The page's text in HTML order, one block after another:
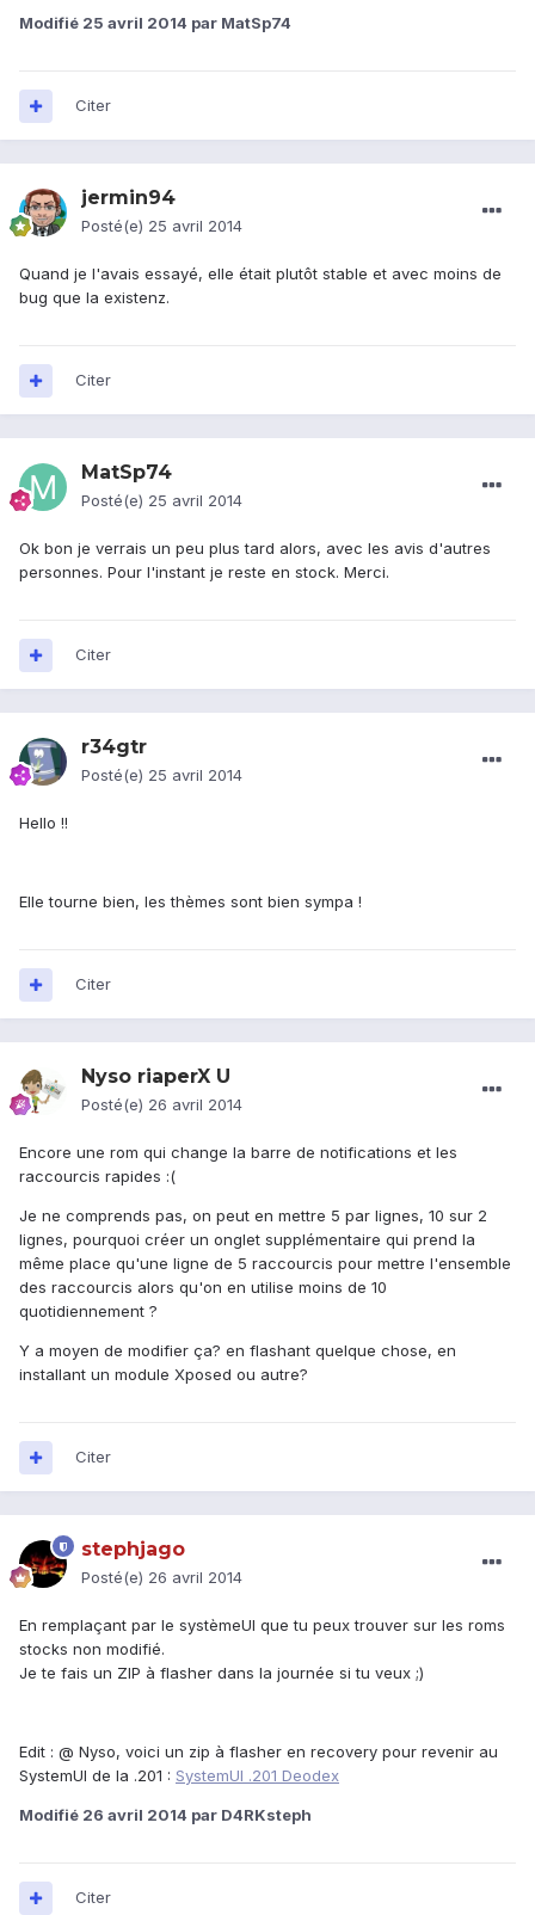
Modifié 25 avril 2014 par MatSp74
Citer
jermin94
Posté(e) 25 avril 2014
Quand je l'avais essayé, elle était plutôt stable et avec moins de
bug que la existenz.
Citer
MatSp74
Posté(e) 25 avril 2014
Ok bon je verrais un peu plus tard alors, avec les avis d'autres
personnes. Pour l'instant je reste en stock. Merci.
Citer
r34gtr
Posté(e) 25 avril 2014
Hello !!
Elle tourne bien, les thèmes sont bien sympa !
Citer
Nyso riaperX U
Posté(e) 26 avril 2014
Encore une rom qui change la barre de notifications et les
raccourcis rapides :(
Je ne comprends pas, on peut en mettre 5 par lignes, 10 sur 2
lignes, pourquoi créer un onglet supplémentaire qui prend la
même place qu'une ligne de 5 raccourcis pour mettre l'ensemble
des raccourcis alors qu'on en utilise moins de 10
quotidiennement ?
Y a moyen de modifier ça? en flashant quelque chose, en
installant un module Xposed ou autre?
Citer
stephjago
Posté(e) 26 avril 2014
En remplaçant par le systèmeUI que tu peux trouver sur les roms
stocks non modifié.
Je te fais un ZIP à flasher dans la journée si tu veux ;)
Edit : @ Nyso, voici un zip à flasher en recovery pour revenir au
SystemUI de la .201 : SystemUI .201 Deodex
Modifié 26 avril 2014 par D4RKsteph
Citer